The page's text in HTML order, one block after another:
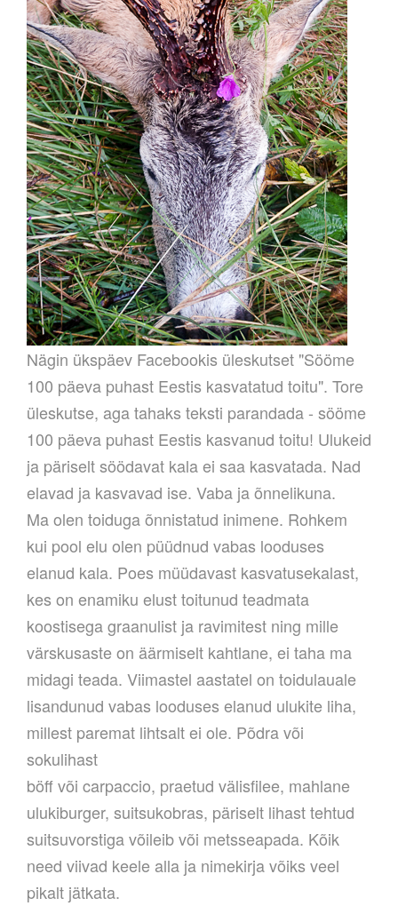
Nägin ükspäev Facebookis üleskutset "Sööme
100 päeva puhast Eestis kasvatatud toitu". Tore
üleskutse, aga tahaks teksti parandada - sööme
100 päeva puhast Eestis kasvanud toitu! Ulukeid
ja päriselt söödavat kala ei saa kasvatada. Nad
elavad ja kasvavad ise. Vaba ja õnnelikuna.
Ma olen toiduga õnnistatud inimene. Rohkem
kui pool elu olen püüdnud vabas looduses
elanud kala. Poes müüdavast kasvatusekalast,
kes on enamiku elust toitunud teadmata
koostisega graanulist ja ravimitest ning mille
värskusaste on äärmiselt kahtlane, ei taha ma
midagi teada. Viimastel aastatel on toidulauale
lisandunud vabas looduses elanud ulukite liha,
millest paremat lihtsalt ei ole. Põdra või
sokulihast
böff või carpaccio, praetud välisfilee, mahlane
ulukiburger, suitsukobras, päriselt lihast tehtud
suitsuvorstiga võileib või metsseapada. Kõik
need viivad keele alla ja nimekirja võiks veel
pikalt jätkata.